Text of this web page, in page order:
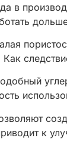
в
к